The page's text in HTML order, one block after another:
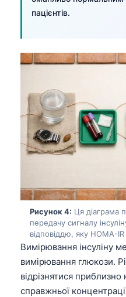
пацієнтів.
Рисунок 4: Ця діаграма
передачу сигналу
відповіддю, яку HOMA-
Вимірювання інсуліну
вимірювання глюкози.
відрізнятися приблизно
справжньої